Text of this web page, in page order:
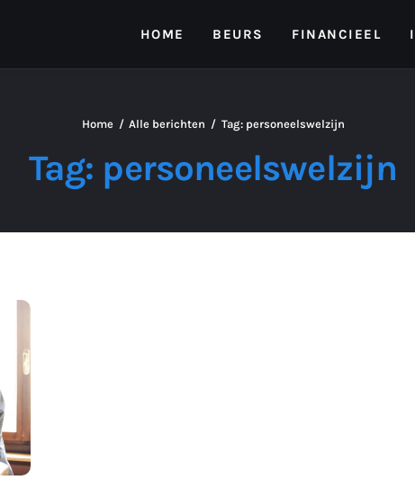
HOME BEURS FINANCIEEL
Tag: personeelswelzijn
Home Alle berichten Tag: personeelswelzijn